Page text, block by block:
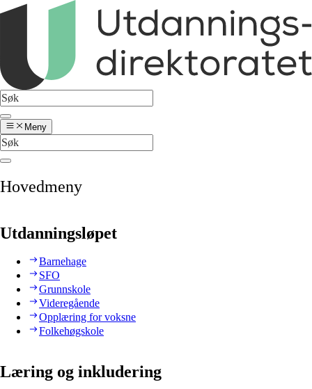
Meny
Hovedmeny
Utdanningsløpet
Barnehage
SFO
Grunnskole
Videregående
Opplæring for voksne
Folkehøgskole
Læring og inkludering